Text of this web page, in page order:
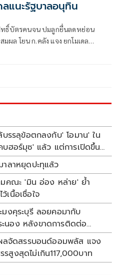
แนะรัฐบาลอนุทิน
ธิ์บัตรคนจน ปมลูกยื่นลดหย่อน
ยน ก.คลัง แจง ยกโมเดล
บรรลุข้อตกลงกับ' โอมาน' ใน
บฮอร์มุซ' แล้ว แต่การเปิดขึ้น
าลาหยุดปะทุแล้ว
คณะ 'มิน อ่อง หล่าย' ย้ำ
เนื้อเชื่อใจ
มงคุระบุรี ลอยคอมากับ
นอง หลังขาดการติดต่อ
ผลจัดสรรบอนด์ออมพลัส แจง
สูงสุดไม่เกิน117,000บาท